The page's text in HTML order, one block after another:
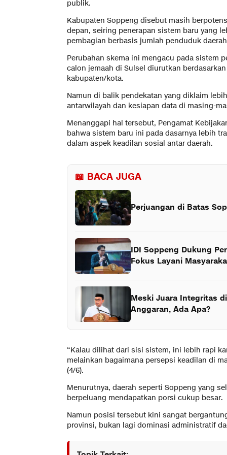
publik.
Kabupaten Soppeng disebut masih
depan, seiring penerapan sistem baru yang
pembagian berbasis jumlah penduduk
Perubahan skema ini mengacu pada sistem
calon jemaah di Sulsel diurutkan
kabupaten/kota.
Namun di balik pendekatan yang diklaim
antarwilayah dan kesiapan data di masing-
Menanggapi hal tersebut, Pengamat
bahwa sistem baru ini pada dasarnya lebih
dalam aspek keadilan sosial antar daerah.
📖 BACA JUGA
Perjuangan di Batas
IDI Soppeng Dukung
Fokus Layani
Meski Juara Integritas
Anggaran, Ada Apa?
“Kalau dilihat dari sisi sistem, ini lebih rapi
melainkan bagaimana persepsi keadilan di
(4/6).
Menurutnya, daerah seperti Soppeng yang
berpeluang mendapatkan porsi cukup besar.
Namun posisi tersebut kini sangat
provinsi, bukan lagi dominasi administratif